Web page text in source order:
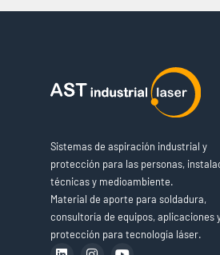
Sistemas de aspiración industrial y
protección para las personas,
técnicas y medioambiente.
Material de aporte para soldadura,
consultoría de equipos, aplicaciones
protección para tecnología láser.